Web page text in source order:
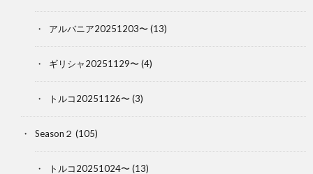
アルバニア20251203〜 (13)
ギリシャ20251129〜 (4)
トルコ20251126〜 (3)
Season２ (105)
トルコ20251024〜 (13)